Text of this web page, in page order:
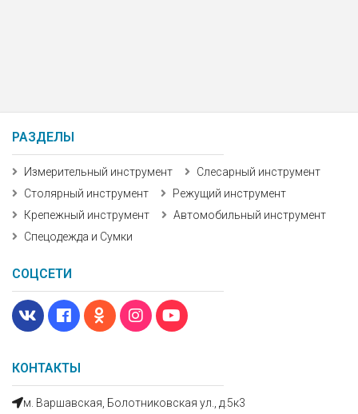
КОНТАКТЫ
м. Варшавская, Болотниковская ул., д.5к3
РАЗДЕЛЫ
Измерительный инструмент
Слесарный инструмент
Столярный инструмент
Режущий инструмент
Крепежный инструмент
Автомобильный инструмент
Спецодежда и Сумки
СОЦСЕТИ